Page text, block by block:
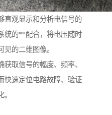
直观显示和分析电信号的
统的**配合，将电压随时
的二维图像。
取信号的幅度、频率、
快速定位电路故障、验证